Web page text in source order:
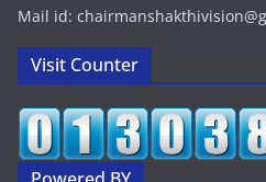
Mail id:
Visit Counter